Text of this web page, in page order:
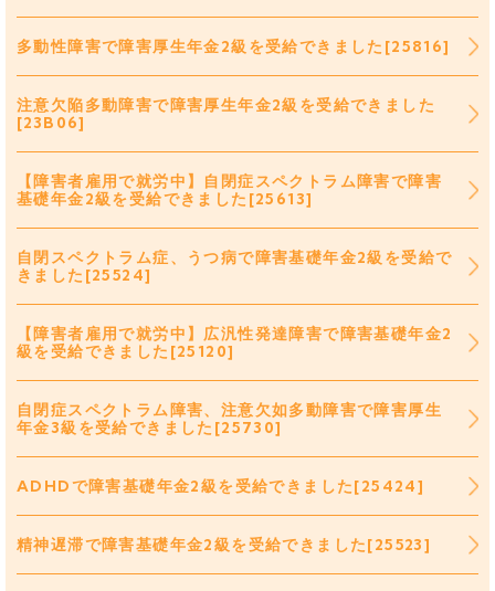
多動性障害で障害厚生年金2級を受給できました[25816]
注意欠陥多動障害で障害厚生年金2級を受給できました
[23B06]
【障害者雇用で就労中】自閉症スペクトラム障害で障害
基礎年金2級を受給できました[25613]
自閉スペクトラム症、うつ病で障害基礎年金2級を受給で
きました[25524]
【障害者雇用で就労中】広汎性発達障害で障害基礎年金2
級を受給できました[25120]
自閉症スペクトラム障害、注意欠如多動障害で障害厚生
年金3級を受給できました[25730]
ADHDで障害基礎年金2級を受給できました[25424]
精神遅滞で障害基礎年金2級を受給できました[25523]